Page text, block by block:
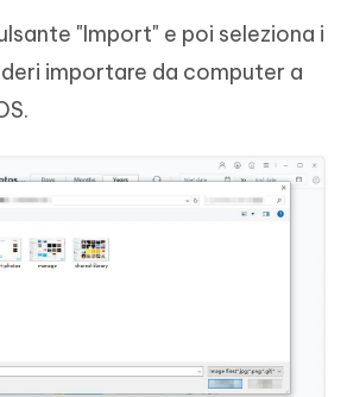
"Import" e poi seleziona i
importare da computer a